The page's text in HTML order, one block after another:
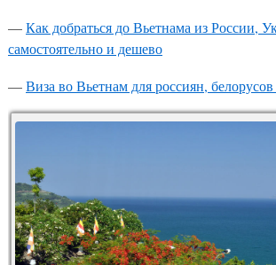
—Как добраться до Вьетнама из России,
самостоятельно и дешево
—Виза во Вьетнам для россиян,